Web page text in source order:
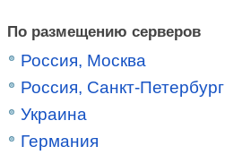
По размещению серверов
Россия, Москва
Россия, Санкт-Петербург
Украина
Германия